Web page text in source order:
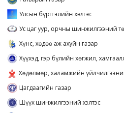
Улсын бүртгэлийн хэлтэс
Ус цаг уур, орчны шинжилгээний
Хүнс, хөдөө аж ахуйн газар
Хүүхэд, гэр бүлийн хөгжил,
Хөдөлмөр, халамжийн
Цагдаагийн газар
Шүүх шинжилгээний хэлтэс